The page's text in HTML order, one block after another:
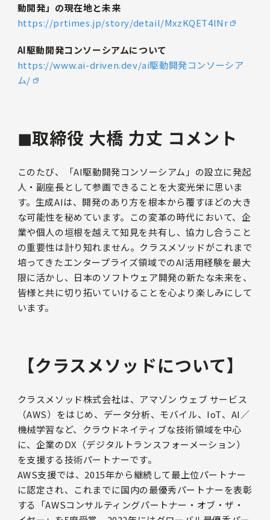
動開発」の現在地と未来
https://prtimes.jp/story/detail/MxzKQET4lNr
AI駆動開発コンソーシアムについて
https://www.ai-driven.dev/ai駆動開発コンソーシア
ム/
◼︎取締役 大橋 力丈 コメント
このたび、「AI駆動開発コンソーシアム」の設立に発起
人・副座長として参画できることを大変光栄に思いま
す。生成AIは、開発のあり方を根本から覆すほどの大き
な可能性を秘めています。この変革の時代において、企
業や個人の垣根を越えて知見を共有し、協力し合うこと
の重要性は計り知れません。クラスメソッドがこれまで
培ってきたエンタープライズ領域でのAI活用経験を最大
限に活かし、日本のソフトウェア開発の新たな未来を、
皆様と共に切り拓いていけることを心より楽しみにして
います。
【クラスメソッドについて】
クラスメソッド株式会社は、アマゾン ウェブ サービス
（AWS）をはじめ、データ分析、モバイル、IoT、AI／
機械学習など、クラウドネイティブな技術領域を中心
に、企業のDX（デジタルトランスフォーメーション）
を支援する技術パートナーです。
AWS支援では、2015年から継続して最上位パートナー
に認定され、これまでに国内の最優秀パートナーを表彰
する「AWSコンサルティングパートナー・オブ・ザ・